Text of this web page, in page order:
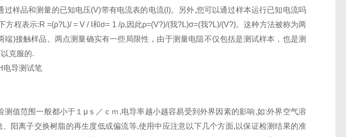
过样品和测量的已知电压(V)带有电流表的电流(I)。另外,您可以通过样本运行已知电流吗
方程表示:R =(ρ?L)/ = V / I和σ= 1 /ρ,因此ρ=(V?)/(我?L)σ=(我?L)/(V?)。这种方法被称为两
端)接触样品。两点测量确实有一些局限性，由于测量电阻不仅包括是测试样本，也是测
克服的.
测值范围一般都小于１μｓ／ｃｍ,电导率越小越容易受到外界因素的影响,如:外界空气溶
阳离子交换树脂的再生度低或偏流等,使用中应注意以下几个方面,以保证检测结果的准